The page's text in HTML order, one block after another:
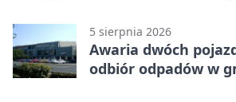
5 sierpnia 2026
Awaria dwóch
odbiór odpadów w